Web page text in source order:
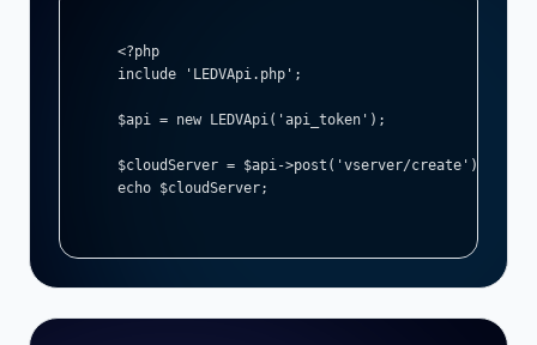
<?php
include 'LEDVApi.php';
$api = new LEDVApi('api_token');
$cloudServer = $api->post('vserver/create');
echo $cloudServer;